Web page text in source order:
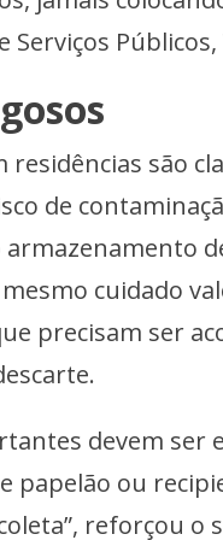
Públicos,
residências são
de
armazenamento
cuidado
precisam ser
devem ser
papelão ou
reforçou o